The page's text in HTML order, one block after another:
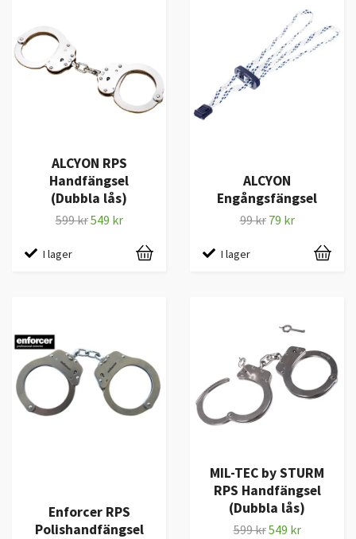
ALCYON RPS
Handfängsel
(Dubbla lås)
599 kr549 kr
I lager
ALCYON
Engångsfängsel
99 kr 79 kr
I lager
Enforcer RPS
Polishandfängsel
MIL-TEC by STURM
RPS Handfängsel
(Dubbla lås)
599 kr549 kr